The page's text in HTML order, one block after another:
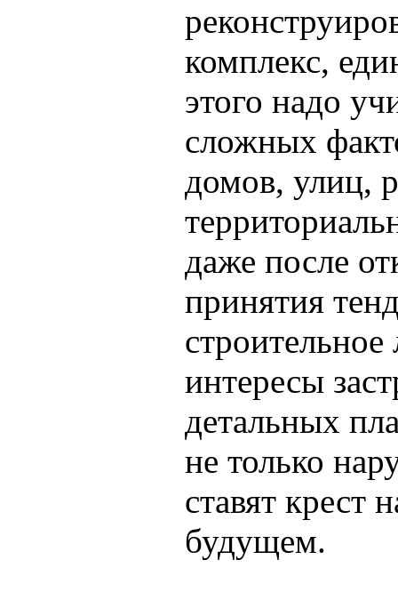
комплекс,
этого надо
сложных
домов, улиц,
даже после
принятия
интересы
детальных
не только
ставят крест
будущем.